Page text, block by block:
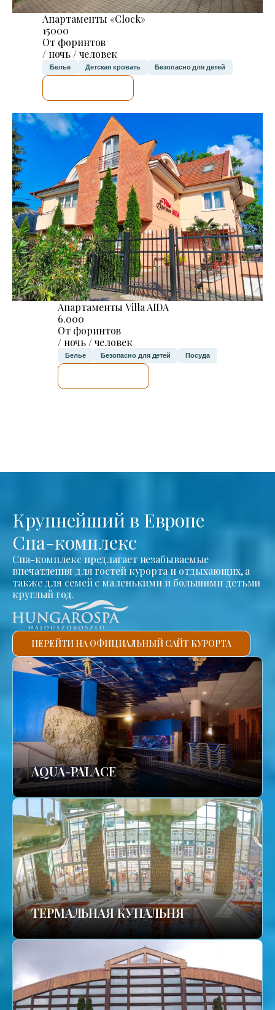
Апартаменты «Clock»
15000
От форинтов
/ ночь / человек
Белье Детская кровать Безопасно для детей
Апартаменты Villa AIDA
6.000
От форинтов
/ ночь / человек
Белье Безопасно для детей Посуда
Крупнейший в Европе
Спа-комплекс
Спа-комплекс предлагает незабываемые
впечатления для гостей курорта и отдыхающих, а
также для семей с маленькими и большими детьми
круглый год.
ПЕРЕЙТИ НА ОФИЦИАЛЬНЫЙ САЙТ КУРОРТА
AQUA-PALACE
TЕРМАЛЬНАЯ КУПАЛЬНЯ